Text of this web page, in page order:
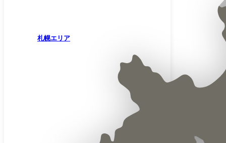
札幌エリア